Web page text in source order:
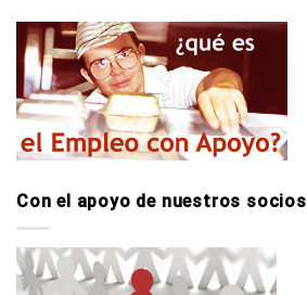
Con el apoyo de nuestros socios